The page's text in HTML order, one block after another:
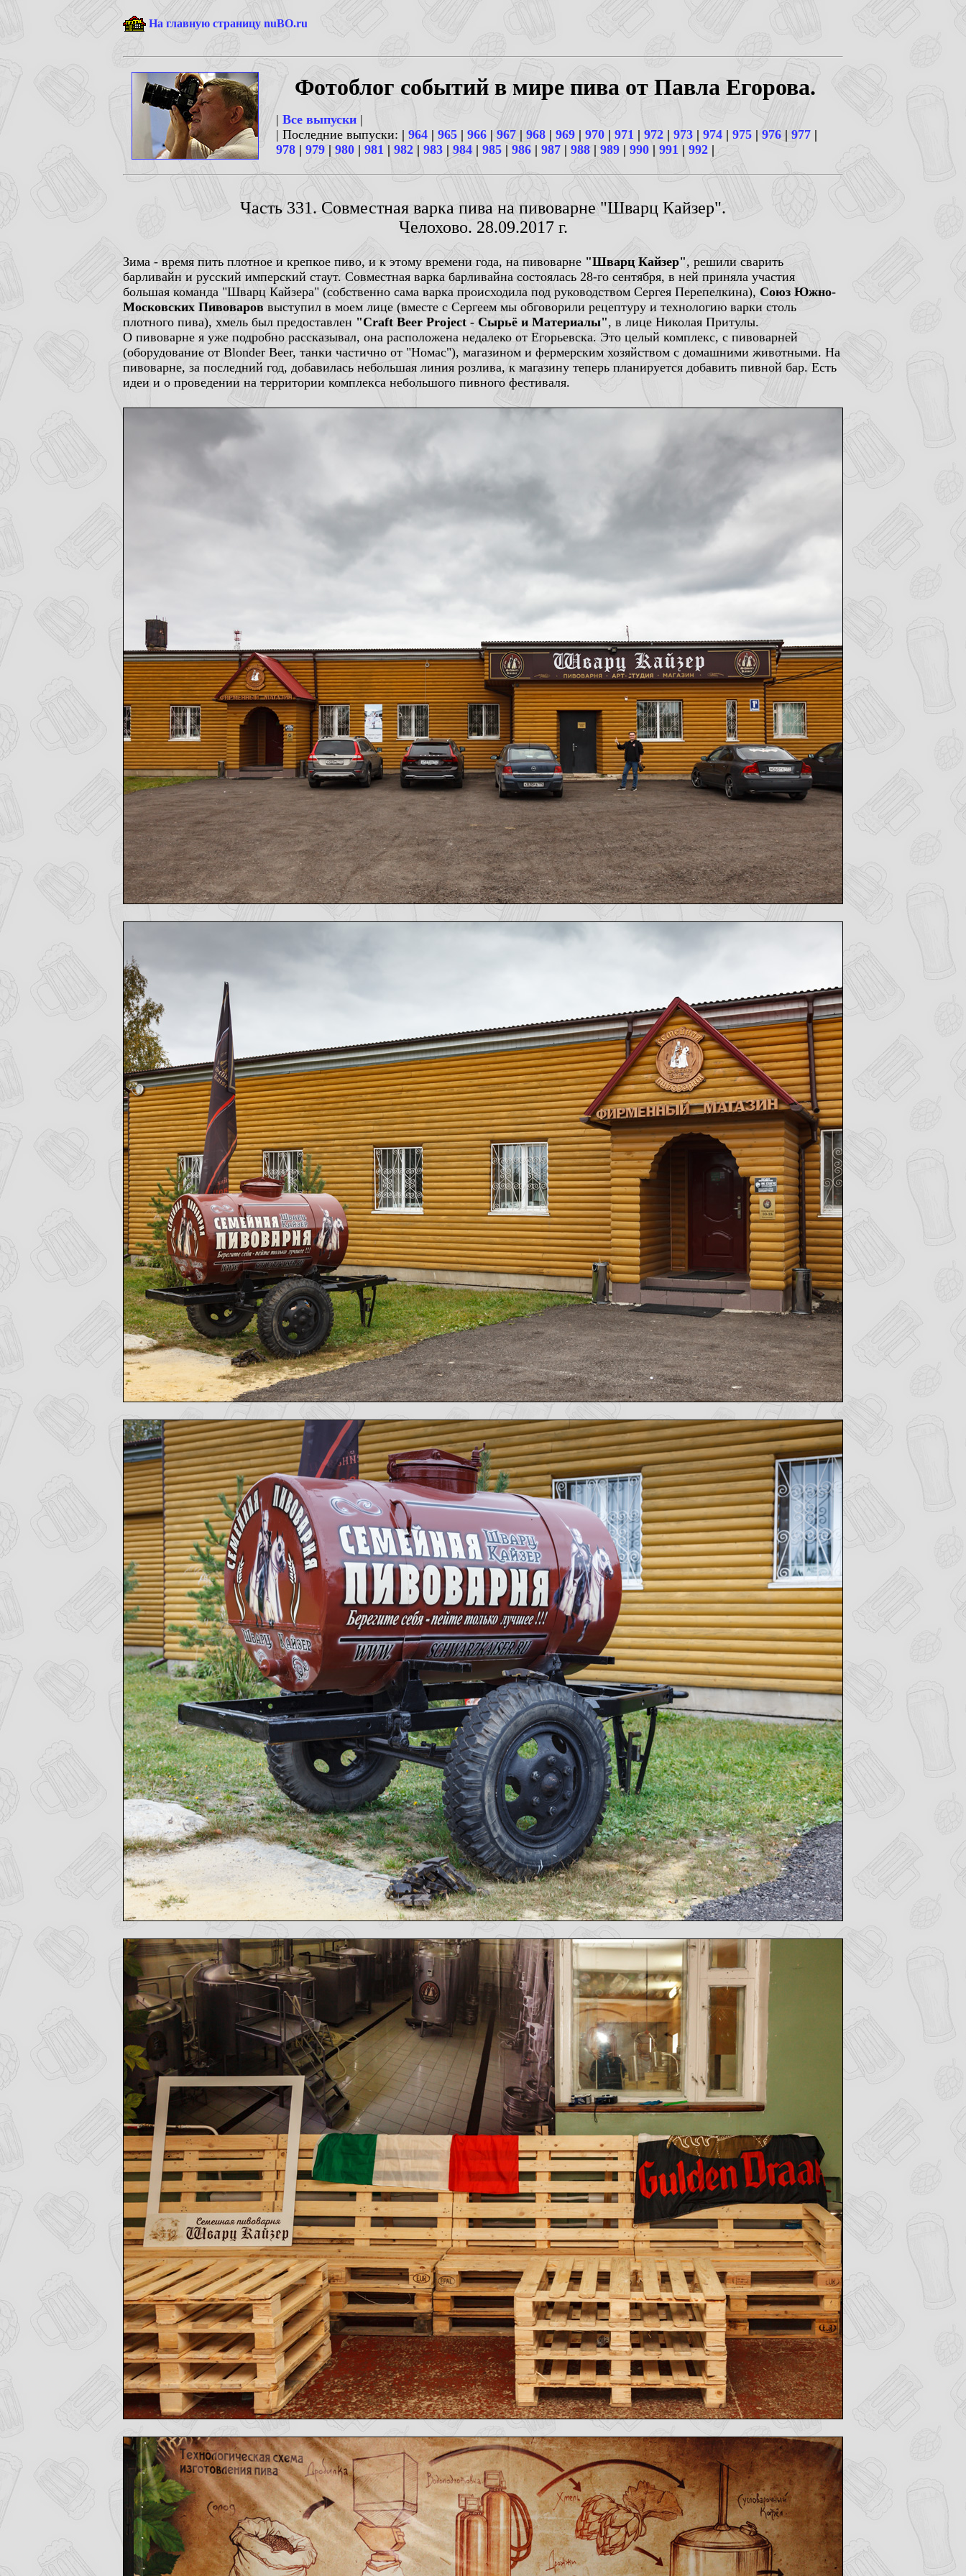
На главную страницу nuBO.ru
Фотоблог событий в мире пива от Павла Егорова.
| Все выпуски |
| Последние выпуски: | 964 | 965 | 966 | 967 | 968 | 969 | 970 | 971 | 972 | 973 | 974 | 975 | 976 | 977 |
978 | 979 | 980 | 981 | 982 | 983 |984| 985 | 986 | 987 | 988| 989 | 990 | 991 | 992 |
Часть 331. Совместная варка пива на пивоварне "Шварц Кайзер".
Челохово. 28.09.2017 г.
Зима - время пить плотное и крепкое пиво, и к этому времени года, на пивоварне "Шварц Кайзер", решили сварить
барливайн и русский имперский стаут. Совместная варка барливайна состоялась 28-го сентября, в ней приняла участия
большая команда "Шварц Кайзера" (собственно сама варка происходила под руководством Сергея Перепелкина), Союз Южно-
Московских Пивоваров выступил в моем лице (вместе с Сергеем мы обговорили рецептуру и технологию варки столь
плотного пива), хмель был предоставлен "Craft Beer Project - Сырьё и Материалы", в лице Николая Притулы.
О пивоварне я уже подробно рассказывал, она расположена недалеко от Егорьевска. Это целый комплекс, с пивоварней
(оборудование от Blonder Beer, танки частично от "Номас"), магазином и фермерским хозяйством с домашними животными. На
пивоварне, за последний год, добавилась небольшая линия розлива, к магазину теперь планируется добавить пивной бар. Есть
идеи и о проведении на территории комплекса небольшого пивного фестиваля.